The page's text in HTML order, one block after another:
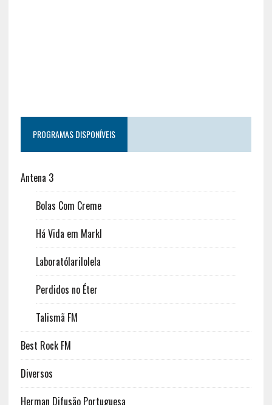
PROGRAMAS DISPONÍVEIS
Antena 3
Bolas Com Creme
Há Vida em Markl
Laboratólarilolela
Perdidos no Éter
Talismã FM
Best Rock FM
Diversos
Herman Difusão Portuguesa